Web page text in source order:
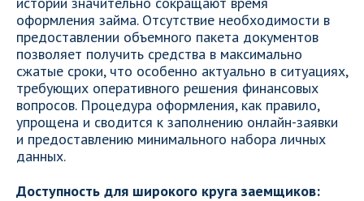
оформления займа. Отсутствие необходимости в
предоставлении объемного пакета документов
позволяет получить средства в максимально
сжатые сроки, что особенно актуально в ситуациях,
требующих оперативного решения финансовых
вопросов. Процедура оформления, как правило,
упрощена и сводится к заполнению онлайн-заявки
и предоставлению минимального набора личных
данных.
Доступность для широкого круга заемщиков: